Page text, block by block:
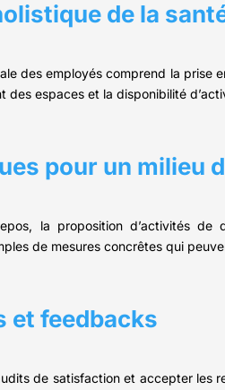
de la
des employés comprend la prise
des espaces et la disponibilité
pour un milieu
repos, la proposition d’activités
de mesures concrêtes qui
et feedbacks
de satisfaction et accepter les